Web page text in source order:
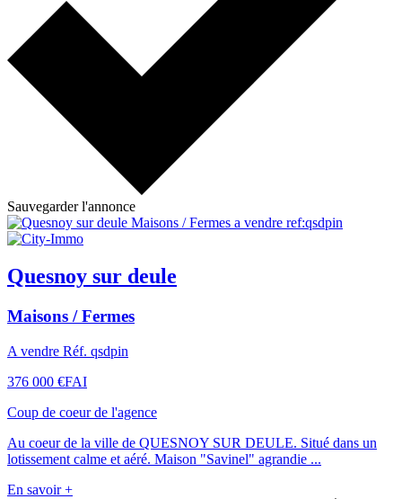
Sauvegarder l'annonce
Quesnoy sur deule
Maisons / Fermes
A vendre Réf. qsdpin
376 000 €FAI
Coup de coeur de l'agence
Au coeur de la ville de QUESNOY SUR DEULE. Situé dans un
lotissement calme et aéré. Maison "Savinel" agrandie ...
En savoir +